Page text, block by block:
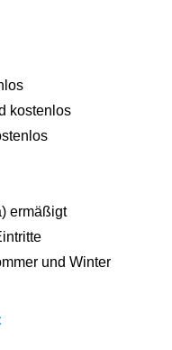
kos­ten­los
ermä­ßigt
und Win­ter